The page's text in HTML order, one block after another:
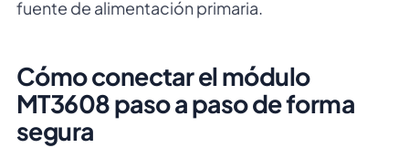
fuente de alimentación primaria.
Cómo conectar el módulo
MT3608 paso a paso de forma
segura